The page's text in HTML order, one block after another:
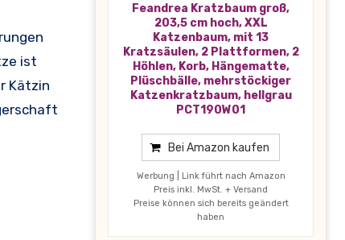
ist
Kätzin
Feandrea Kratzbaum groß,
203,5 cm hoch, XXL
Katzenbaum, mit 13
Kratzsäulen, 2 Plattformen, 2
Höhlen, Korb, Hängematte,
Plüschbälle, mehrstöckiger
Katzenkratzbaum, hellgrau
PCT190W01
Bei Amazon kaufen
Werbung | Link führt nach Amazon
Preis inkl. MwSt. + Versand
Preise können sich bereits geändert
haben